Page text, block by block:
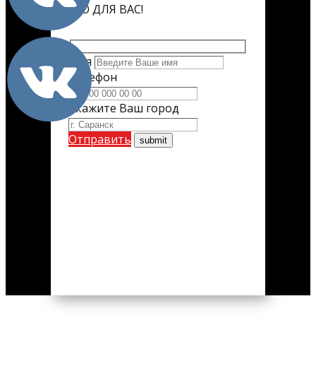
ЕГО ДЛЯ ВАС!
Имя
Телефон
Укажите Ваш город
Отправить